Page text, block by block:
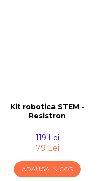
Kit robotica STEM -
Resistron
119 Lei
79 Lei
ADAUGA IN COS